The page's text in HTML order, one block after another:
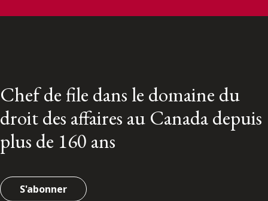
Chef de file dans le domaine du
droit des affaires au Canada depuis
plus de 160 ans
S'abonner